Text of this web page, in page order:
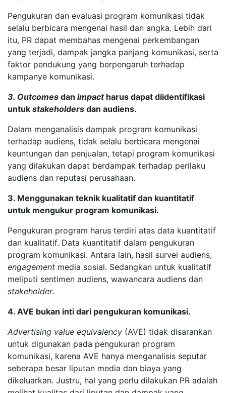
Pengukuran dan evaluasi program komunikasi tidak
selalu berbicara mengenai hasil dan angka. Lebih dari
itu, PR dapat membahas mengenai perkembangan
yang terjadi, dampak jangka panjang komunikasi, serta
faktor pendukung yang berpengaruh terhadap
kampanye komunikasi.
3. Outcomes dan impactharus dapat diidentifikasi
untuk stakeholders dan audiens.
Dalam menganalisis dampak program komunikasi
terhadap audiens, tidak selalu berbicara mengenai
keuntungan dan penjualan, tetapi program komunikasi
yang dilakukan dapat berdampak terhadap perilaku
audiens dan reputasi perusahaan.
3. Menggunakan teknik kualitatif dan kuantitatif
untuk mengukur program komunikasi.
Pengukuran program harus terdiri atas data kuantitatif
dan kualitatif. Data kuantitatif dalam pengukuran
program komunikasi. Antara lain, hasil survei audiens,
engagement media sosial. Sedangkan untuk kualitatif
meliputi sentimen audiens, wawancara audiens dan
stakeholder.
4. AVE bukan inti dari pengukuran komunikasi.
Advertising value equivalency (AVE) tidak disarankan
untuk digunakan pada pengukuran program
komunikasi, karena AVE hanya menganalisis seputar
seberapa besar liputan media dan biaya yang
dikeluarkan. Justru, hal yang perlu dilakukan PR adalah